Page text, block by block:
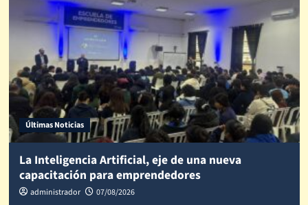
Últimas Noticias
La Inteligencia Artificial, eje de una nueva
capacitación para emprendedores
administrador 07/08/2026